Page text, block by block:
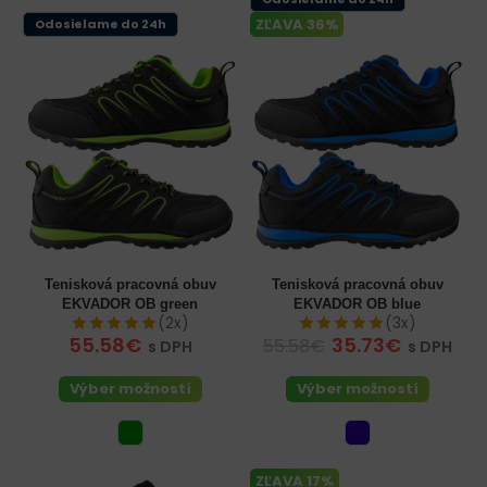
Odosielame do 24h
Tenisková pracovná obuv
EKVADOR OB green
(2x)
55.58€ s DPH
Výber možností
ZĽAVA 36%
Tenisková pracovná obuv
EKVADOR OB blue
(3x)
35.73€ s DPH
Výber možností
ZĽAVA 17%